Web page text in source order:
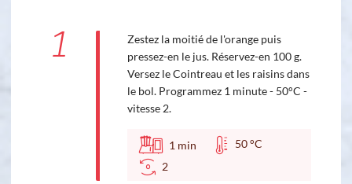
1
Zestez la moitié de l'orange puis
pressez-en le jus. Réservez-en 100 g.
Versez le Cointreau et les raisins dans
le bol. Programmez 1 minute - 50°C -
vitesse 2.
1 min
50 °C
2